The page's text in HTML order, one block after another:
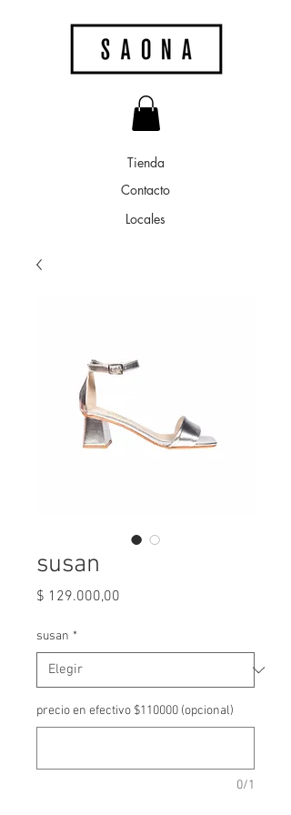
Tienda
Contacto
Locales
susan
$ 129.000,00
susan *
precio en efectivo $110000 (opcional)
0/1